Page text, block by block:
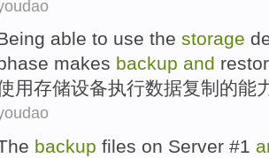
able to use the storage
makes backup and
用存储设备执行数据复制 的能
backup files on Server #1